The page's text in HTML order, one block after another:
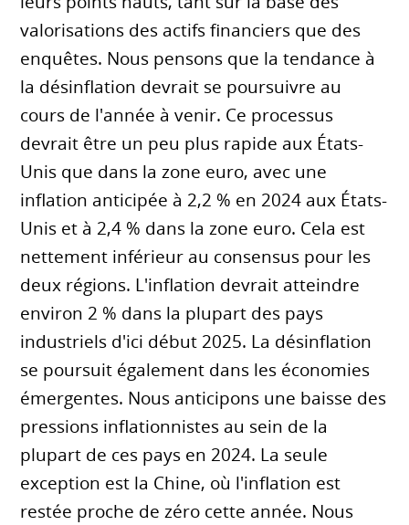
valorisations des actifs financiers que des
enquêtes. Nous pensons que la tendance à
la désinflation devrait se poursuivre au
cours de l'année à venir. Ce processus
devrait être un peu plus rapide aux États-
Unis que dans la zone euro, avec une
inflation anticipée à 2,2 % en 2024 aux États-
Unis et à 2,4 % dans la zone euro. Cela est
nettement inférieur au consensus pour les
deux régions. L'inflation devrait atteindre
environ 2 % dans la plupart des pays
industriels d'ici début 2025. La désinflation
se poursuit également dans les économies
émergentes. Nous anticipons une baisse des
pressions inflationnistes au sein de la
plupart de ces pays en 2024. La seule
exception est la Chine, où l'inflation est
restée proche de zéro cette année. Nous